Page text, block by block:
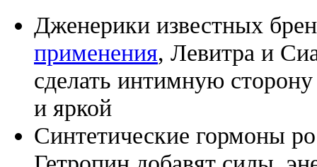
Дженерики известных
применения, Левитра и
сделать интимную
и яркой
Синтетические гормоны